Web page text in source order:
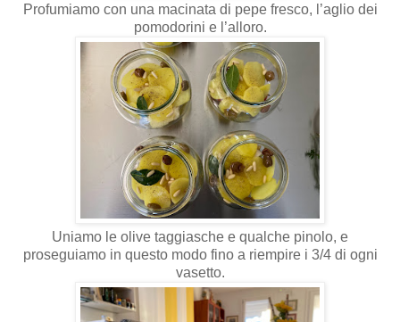
Profumiamo con una macinata di pepe fresco, l’aglio dei
pomodorini e l’alloro.
Uniamo le olive taggiasche e qualche pinolo, e
proseguiamo in questo modo fino a riempire i 3/4 di ogni
vasetto.